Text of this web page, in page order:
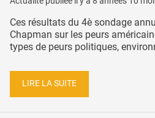
Ces résultats du 4è sondage
Chapman sur les peurs
types de peurs politiques,
LIRE LA SUITE